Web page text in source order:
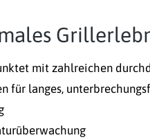
mit zahlreichen
für langes,